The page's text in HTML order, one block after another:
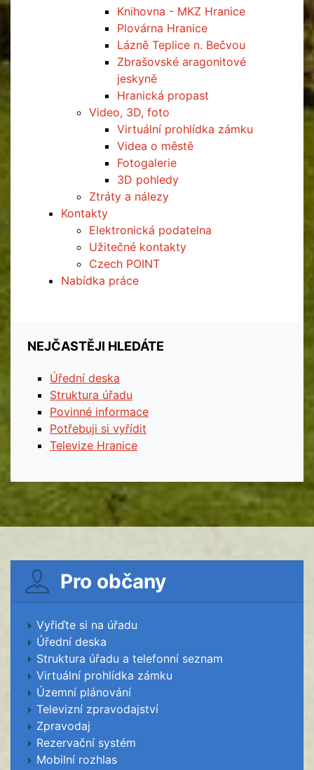
Knihovna - MKZ Hranice
Plovárna Hranice
Lázně Teplice n. Bečvou
Zbrašovské aragonitové
jeskyně
Hranická propast
Video, 3D, foto
Virtuální prohlídka zámku
Videa o městě
Fotogalerie
3D pohledy
Ztráty a nálezy
Kontakty
Elektronická podatelna
Užitečné kontakty
Czech POINT
Nabídka práce
NEJČASTĚJI HLEDÁTE
Úřední deska
Struktura úřadu
Povinné informace
Potřebuji si vyřídit
Televize Hranice
Pro občany
Vyřiďte si na úřadu
Úřední deska
Struktura úřadu a telefonní seznam
Virtuální prohlídka zámku
Územní plánování
Televizní zpravodajství
Zpravodaj
Rezervační systém
Mobilní rozhlas